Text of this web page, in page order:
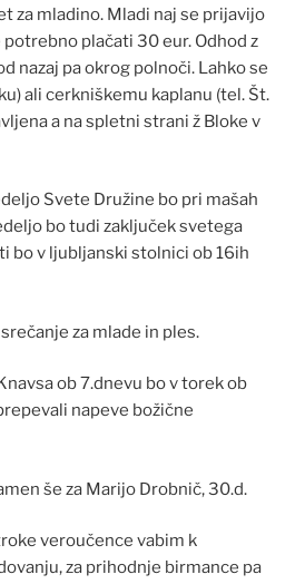
za mladino. Mladi naj se prijavijo
plačati 30 eur. Odhod z
nazaj pa okrog polnoči. Lahko se
ali cerkniškemu kaplanu (tel. Št.
a na spletni strani ž Bloke v
Svete Družine bo pri mašah
bo tudi zaključek svetega
bo v ljubljanski stolnici ob 16ih
za mlade in ples.
ob 7.dnevu bo v torek ob
napeve božične
še za Marijo Drobnič, 30.d.
veroučence vabim k
za prihodnje birmance pa